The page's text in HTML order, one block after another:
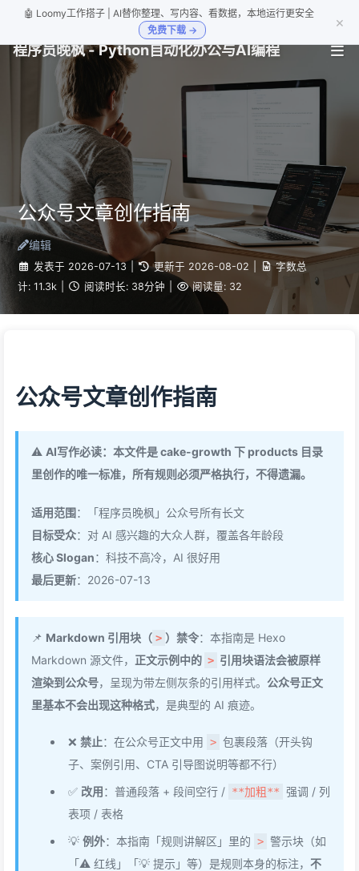
🤖 Loomy工作搭子 | AI替你整理、写内容、看数据，本地运行更安全
免费下载 →
×
程序员晚枫 - Python自动化办公与AI编程
公众号文章创作指南
编辑
发表于 2026-07-13 更新于 2026-08-02
字数总
计: 11.3k 阅读时长: 38分钟 阅读量: 32
公众号文章创作指南
⚠️ AI写作必读：本文件是 cake-growth 下 products 目录
里创作的唯一标准，所有规则必须严格执行，不得遗漏。
适用范围：「程序员晚枫」公众号所有长文
目标受众：对 AI 感兴趣的大众人群，覆盖各年龄段
核心 Slogan：科技不高冷，AI 很好用
最后更新：2026-07-13
📌 Markdown 引用块（ > ）禁令：本指南是 Hexo
Markdown 源文件， 正文示例中的 > 引用块语法会被原样
渲染到公众号，呈现为带左侧灰条的引用样式。 公众号正文
里基本不会出现这种格式，是典型的 AI 痕迹。
❌ 禁止：在公众号正文中用 > 包裹段落（开头钩
子、案例引用、CTA 引导图说明等都不行）
✅ 改用：普通段落 + 段间空行 / **加粗** 强调 / 列
表项 / 表格
💡 例外：本指南「规则讲解区」里的 > 警示块（如
「⚠️ 红线」「💡 提示」等）是规则本身的标注， 不